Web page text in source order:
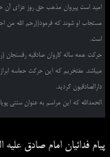
امید است پیروان مذهب حق روز عزای آن
مستجاب او شوند که فرمود((رحم الله من
است.
حرکت همه ساله کاروان صادقیه رفسنجان
میباشد. مفتخریم که این حرکت حماسه
دارالصادقیون گردید.
الحمدالله که این مراسم به عنوان سنتی
پیام فدائیان امام صادق علیه